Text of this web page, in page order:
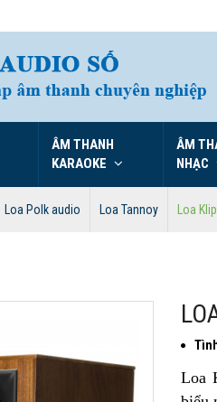
ÂM THANH
KARAOKE
ÂM
NHẠC
Loa Polk audio Loa Tannoy Loa
Loa